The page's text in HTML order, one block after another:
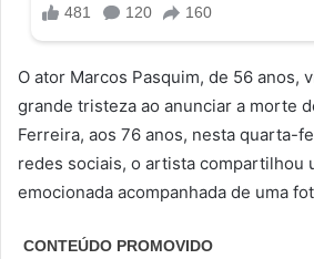
O ator Marcos Pasquim, de 56 anos,
grande tristeza ao anunciar a morte
Ferreira, aos 76 anos, nesta quarta-
redes sociais, o artista compartilhou
emocionada acompanhada de uma